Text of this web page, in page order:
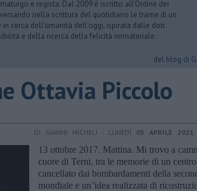
e regista. Dal 2009 è iscritto all’Ordine dei
nella scrittura del quotidiano le trame di un
cerca dell’umanità dell’oggi, ispirata dalle doti
e della ricerca della felicità immateriale.
del blog di
Ottavia Piccolo
DI GIANNI MICHELI - LUNEDÌ 05 APRILE 2021
13 ottobre 2017. Mattina. Mi trovo a
cuore di Terni, tra le memorie di un
cancellato dai bombardamenti della
mondiale e un’idea realizzata di